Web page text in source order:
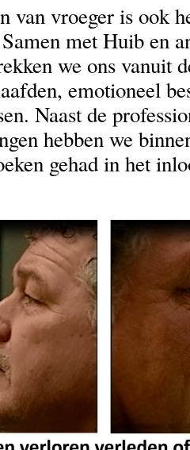
van vroeger is ook
met Huib en
we ons vanuit
emotioneel
Naast de
hebben we
gehad in het